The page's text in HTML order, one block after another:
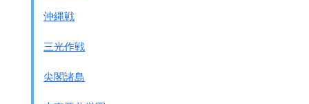
もしくは管理の下にある場所に
ⅱ 自国が所有しもしくは占有する
管理の下にある場所に存在する化学兵器の
沖縄戦
三光作戦
尖閣諸島